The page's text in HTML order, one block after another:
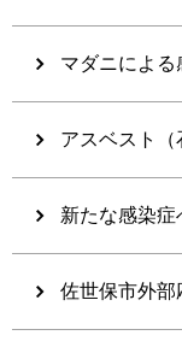
マダニによる
アスベスト（
新たな感染症
佐世保市外部